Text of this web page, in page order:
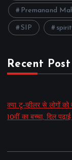
Premanand
SIP
Recent Post
क्या टू-व्हीलर से लोगों को
10वीं का बच्चा, दिल